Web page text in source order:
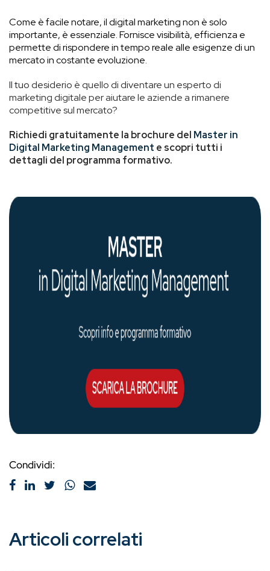
Come è facile notare, il digital marketing non è solo
importante, è essenziale. Fornisce visibilità, efficienza e
permette di rispondere in tempo reale alle esigenze di un
mercato in costante evoluzione.
Il tuo desiderio è quello di diventare un esperto di
marketing digitale per aiutare le aziende a rimanere
competitive sul mercato?
Richiedi gratuitamente la brochure del Master in
Digital Marketing Management e scopri tutti i
dettagli del programma formativo.
Condividi:
Articoli correlati